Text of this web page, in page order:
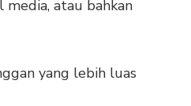
atau bahkan
yang lebih luas